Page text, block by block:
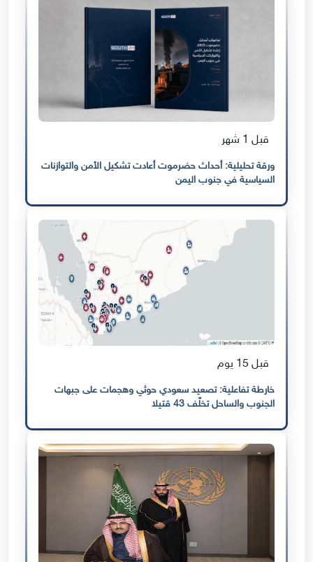
قبل 1 شهر
ورقة تحليلية: أحداث حضرموت أعادت تشكيل الأمن والتوازنات
السياسية في جنوب اليمن
قبل 15 يوم
خارطة تفاعلية: تصعيد سعودي حوثي وهجمات على جبهات
الجنوب والساحل تخلّف 43 قتيلا